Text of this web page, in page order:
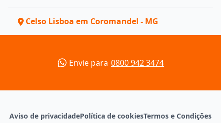
Celso Lisboa em Coromandel - MG
Envie para 0800 942 3474
Aviso de privacidadePolítica de cookiesTermos e Condições